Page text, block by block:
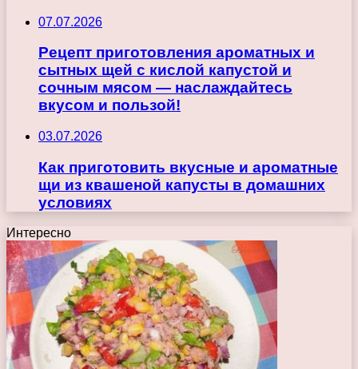
07.07.2026
Рецепт приготовления ароматных и
сытных щей с кислой капустой и
сочным мясом — наслаждайтесь
вкусом и пользой!
03.07.2026
Как приготовить вкусные и ароматные
щи из квашеной капусты в домашних
условиях
Интересно